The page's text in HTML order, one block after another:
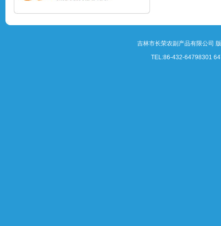
吉林市长荣农副产品有限公司
TEL:86-432-64798301